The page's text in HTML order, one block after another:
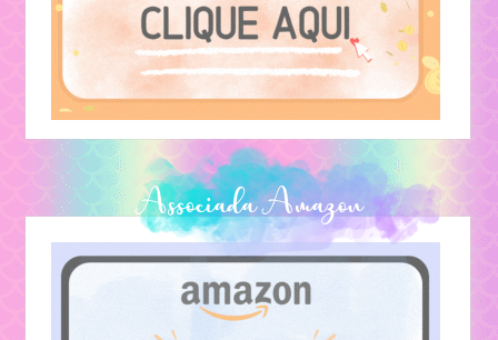
Lendas
Associada Amazon